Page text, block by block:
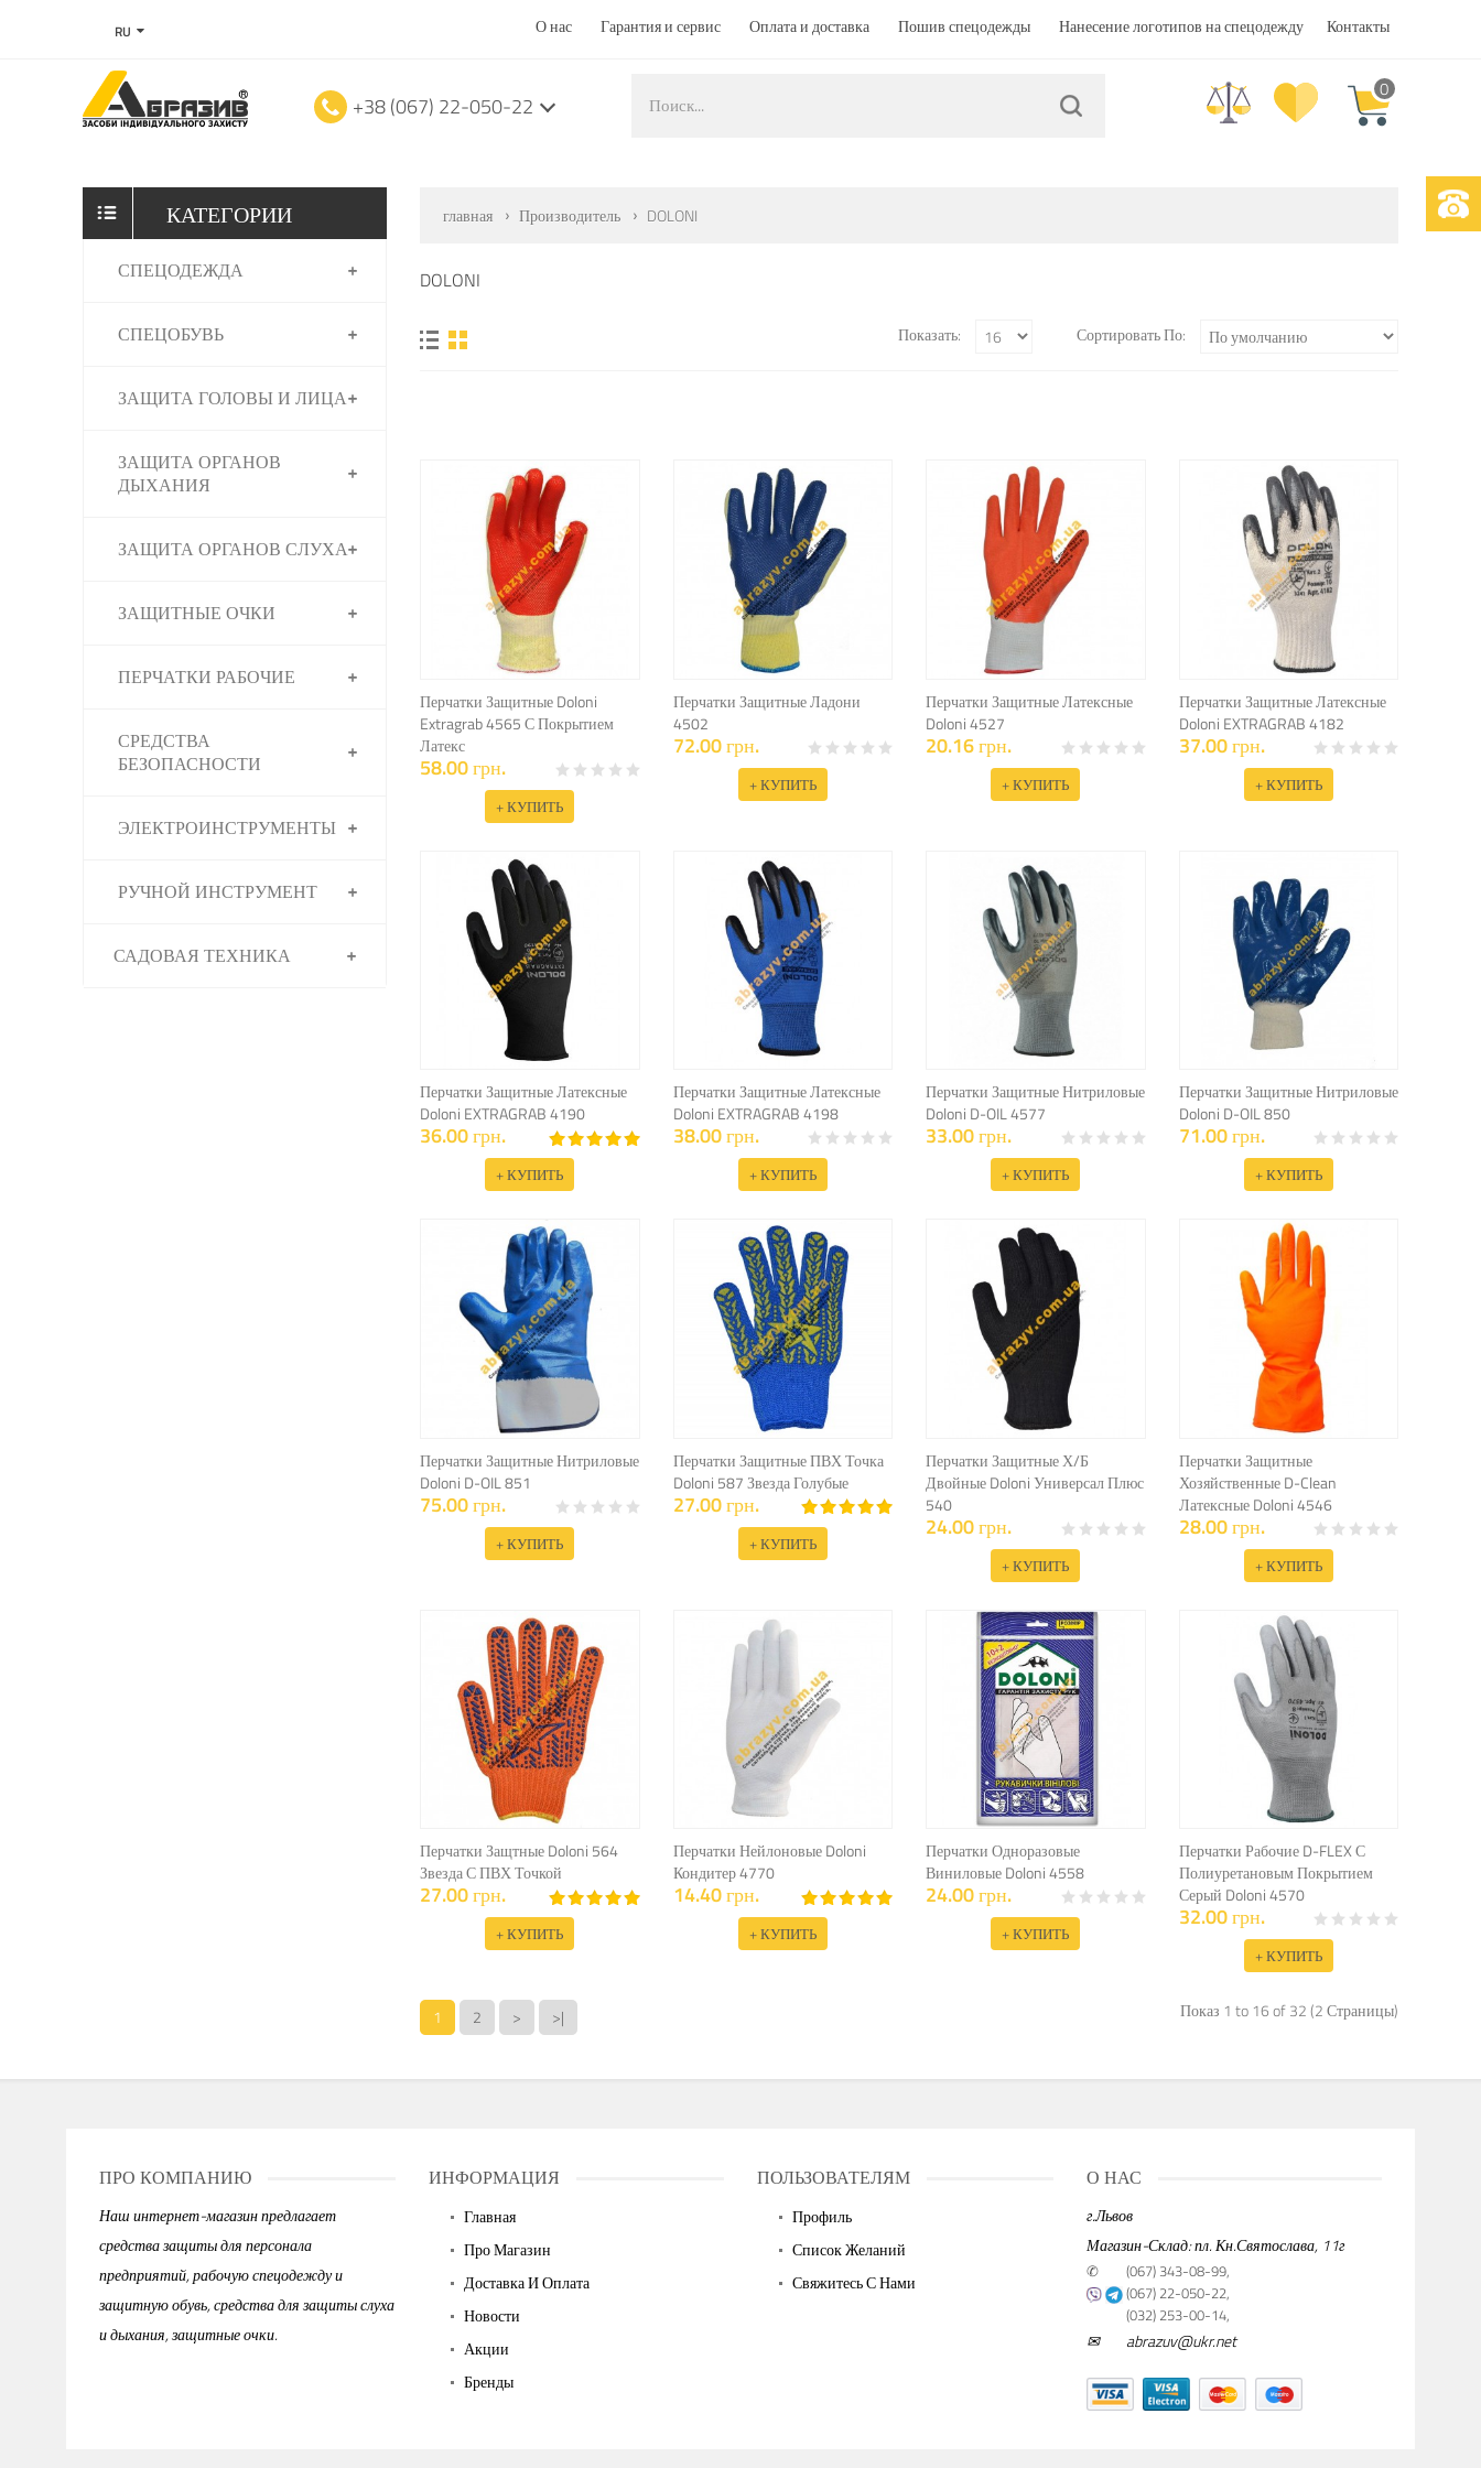
RU О нас Гарантия и сервис Оплата и доставка Пошив спецодежды Нанесение логотипов на спецодежду Контакты
+38 (067) 22-050-22
0
КАТЕГОРИИ
СПЕЦОДЕЖДА
СПЕЦОБУВЬ
ЗАЩИТА ГОЛОВЫ И ЛИЦА
ЗАЩИТА ОРГАНОВ
ДЫХАНИЯ
ЗАЩИТА ОРГАНОВ СЛУХА
ЗАЩИТНЫЕ ОЧКИ
ПЕРЧАТКИ РАБОЧИЕ
СРЕДСТВА
БЕЗОПАСНОСТИ
ЭЛЕКТРОИНСТРУМЕНТЫ
РУЧНОЙ ИНСТРУМЕНТ
САДОВАЯ ТЕХНИКА
главная Производитель DOLONI
DOLONI
Сортировать По:
Показать:
Перчатки Защитные Doloni
Extragrab 4565 С Покрытием
Латекс
58.00 грн.
+ КУПИТЬ
Перчатки Защитные Ладони
4502
72.00 грн.
+ КУПИТЬ
Перчатки Защитные Латексные
Doloni 4527
20.16 грн.
+ КУПИТЬ
Перчатки Защитные Латексные
Doloni EXTRAGRAB 4182
37.00 грн.
+ КУПИТЬ
Перчатки Защитные Латексные
Doloni EXTRAGRAB 4190
36.00 грн.
+ КУПИТЬ
Перчатки Защитные Латексные
Doloni EXTRAGRAB 4198
38.00 грн.
+ КУПИТЬ
Перчатки Защитные Нитриловые
Doloni D-OIL 4577
33.00 грн.
+ КУПИТЬ
Перчатки Защитные Нитриловые
Doloni D-OIL 850
71.00 грн.
+ КУПИТЬ
Перчатки Защитные Нитриловые
Doloni D-OIL 851
75.00 грн.
+ КУПИТЬ
Перчатки Защитные ПВХ Точка
Doloni 587 Звезда Голубые
27.00 грн.
+ КУПИТЬ
Перчатки Защитные Х/Б
Двойные Doloni Универсал Плюс
540
24.00 грн.
+ КУПИТЬ
Перчатки Защитные
Хозяйственные D-Clean
Латексные Doloni 4546
28.00 грн.
+ КУПИТЬ
Перчатки Защтные Doloni 564
Звезда С ПВХ Точкой
27.00 грн.
+ КУПИТЬ
Перчатки Нейлоновые Doloni
Кондитер 4770
14.40 грн.
+ КУПИТЬ
Перчатки Одноразовые
Виниловые Doloni 4558
24.00 грн.
+ КУПИТЬ
Перчатки Рабочие D-FLEX С
Полиуретановым Покрытием
Серый Doloni 4570
32.00 грн.
+ КУПИТЬ
1 2 > >| Показ 1 to 16 of 32 (2 Страницы)
ПРО КОМПАНИЮ
Наш интернет-магазин предлагает
средства защиты для персонала
предприятий, рабочую спецодежду и
защитную обувь, средства для защиты слуха
и дыхания, защитные очки.
ИНФОРМАЦИЯ
Главная
Про Магазин
Доставка И Оплата
Новости
Акции
Бренды
ПОЛЬЗОВАТЕЛЯМ
Профиль
Список Желаний
Свяжитесь С Нами
О НАС
г.Львов
Магазин-Склад: пл. Кн.Святослава, 11г
✆
(067) 343-08-99,
(067) 22-050-22,
(032) 253-00-14,
✉ abrazuv@ukr.net